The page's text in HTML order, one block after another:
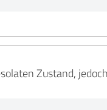
Zustand,